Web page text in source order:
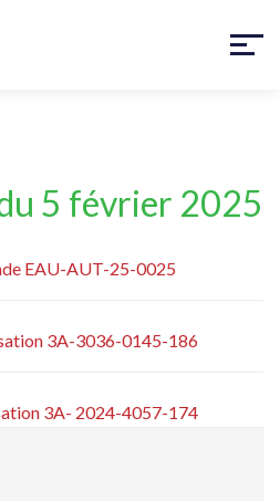
5 février 2025
EAU-AUT-25-0025
3A-3036-0145-186
3A- 2024-4057-174